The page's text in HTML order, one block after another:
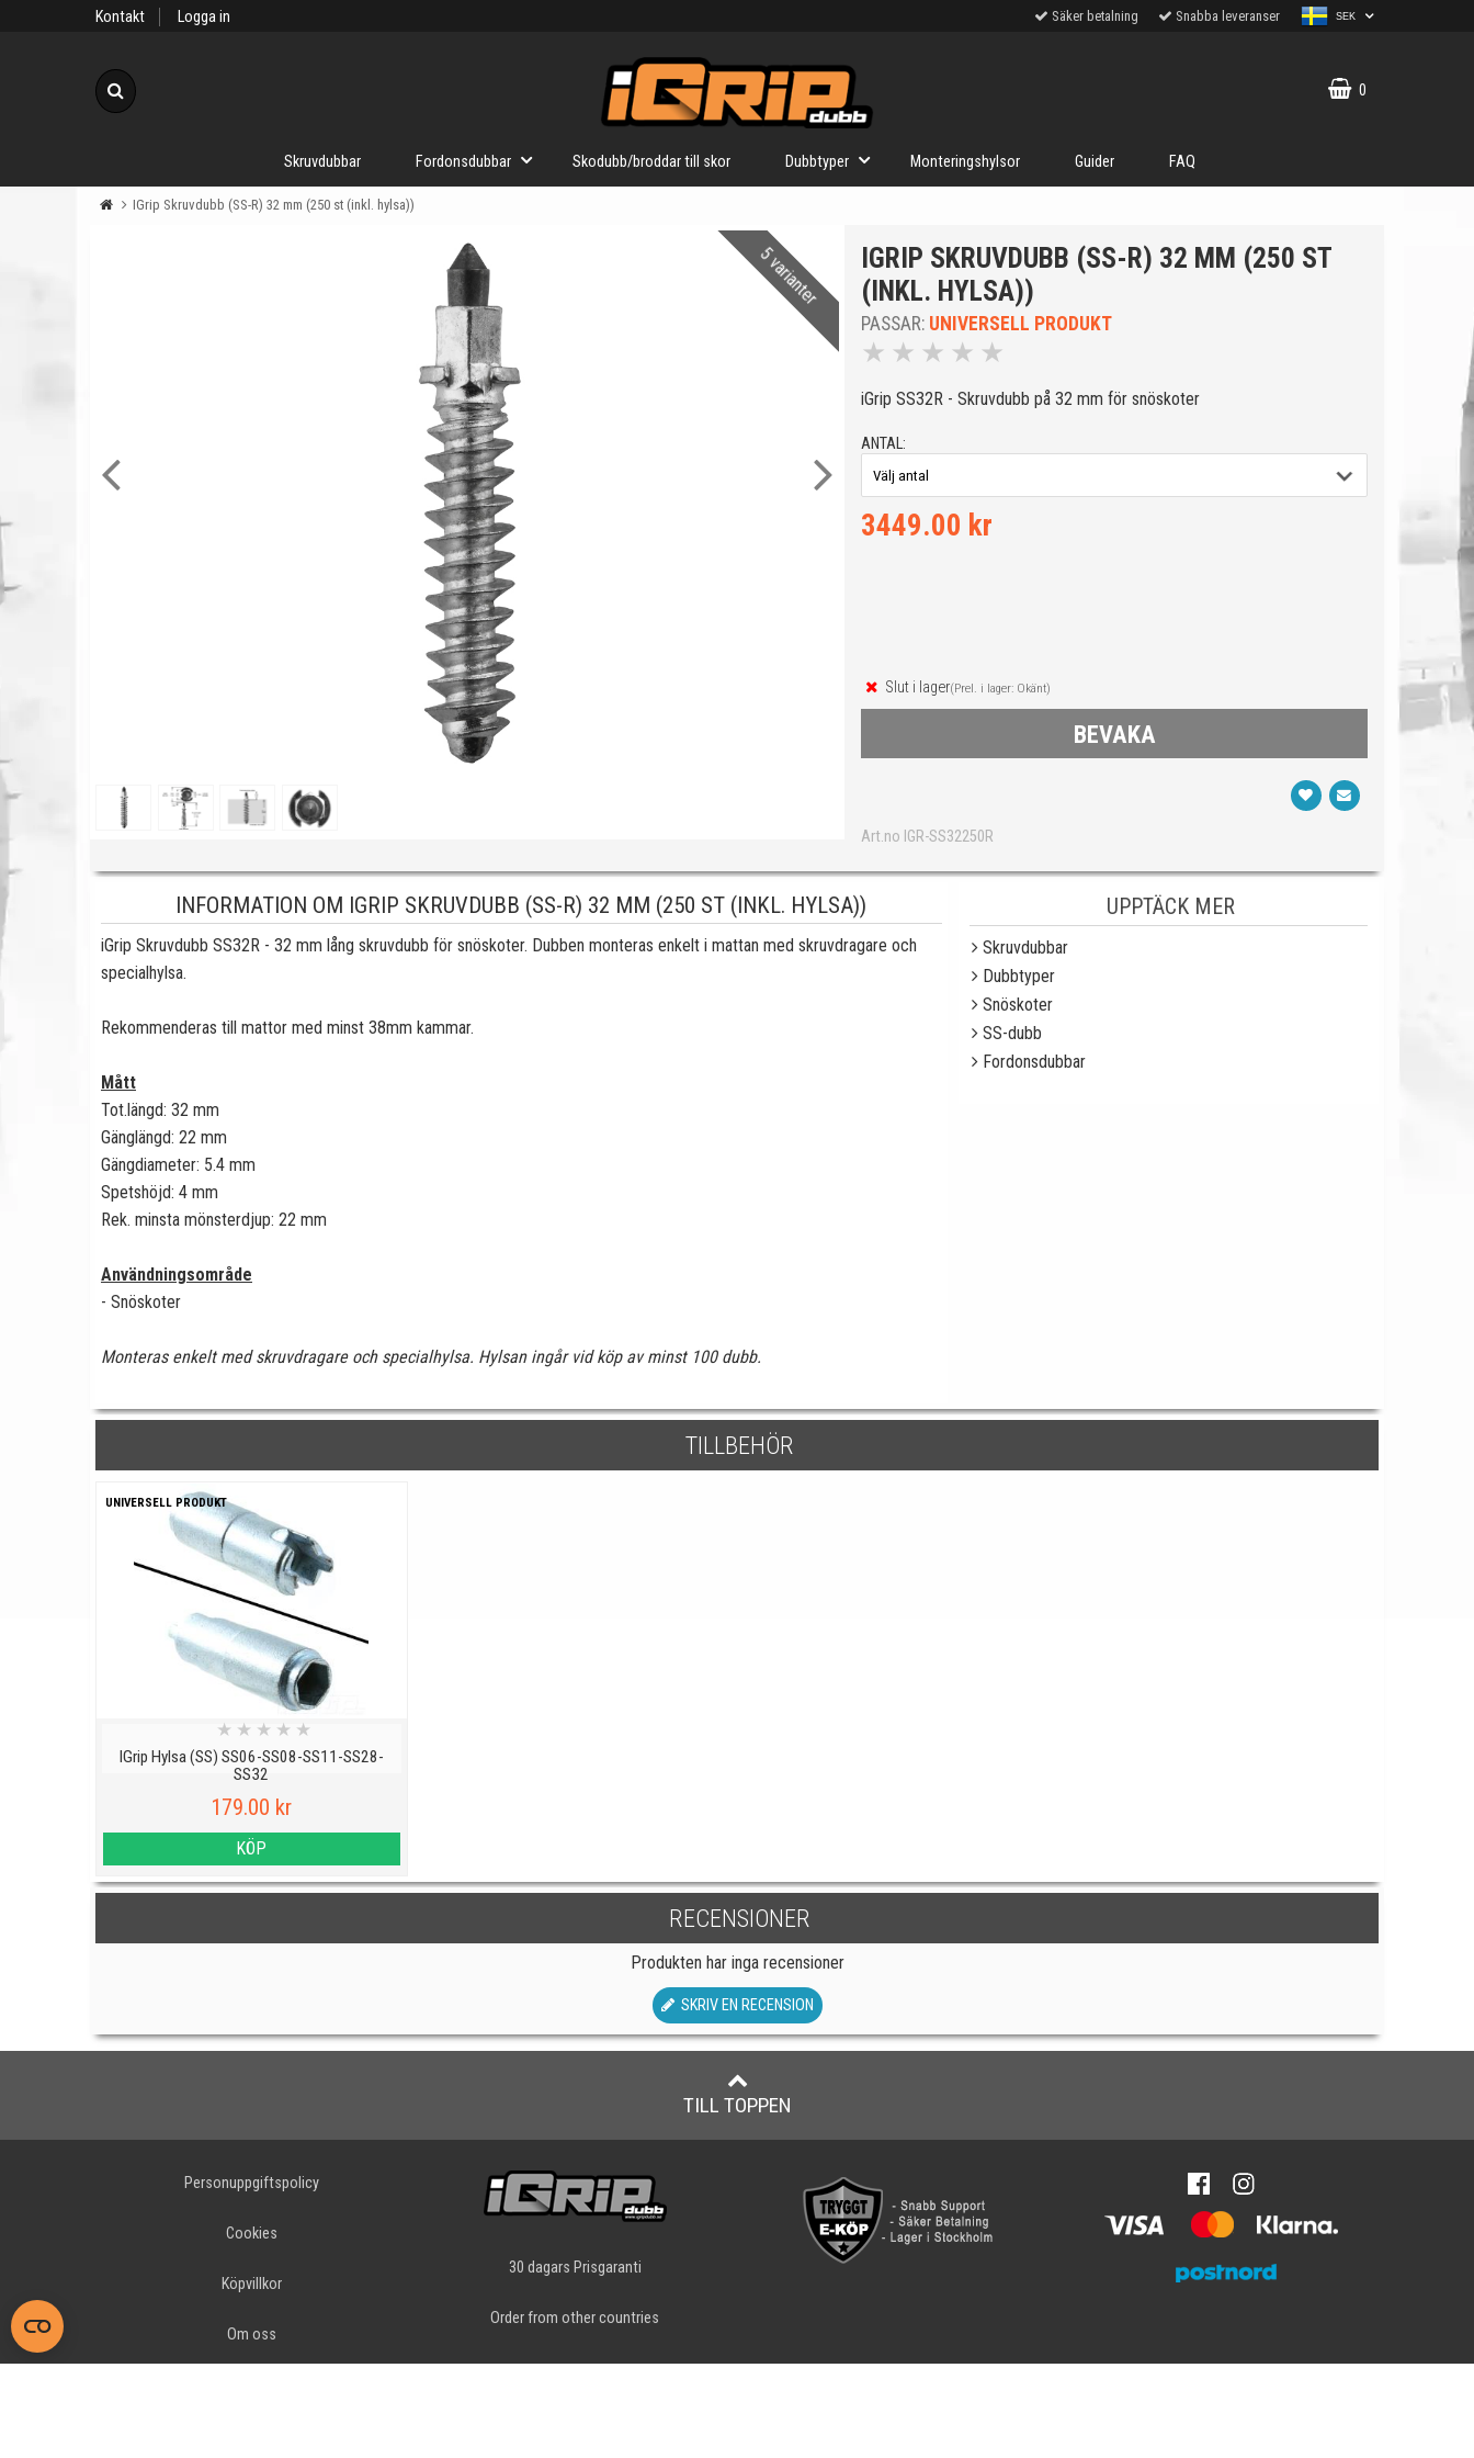
Kontakt Logga in Säker betalning Snabba leveranser SEK
0
Skruvdubbar Fordonsdubbar Skodubb/broddar till skor Dubbtyper Monteringshylsor Guider FAQ
IGrip Skruvdubb (SS-R) 32 mm (250 st (inkl. hylsa))
5 varianter
IGRIP SKRUVDUBB (SS-R) 32 MM (250 ST
(INKL. HYLSA))
PASSAR: UNIVERSELL PRODUKT
★ ★ ★ ★ ★
iGrip SS32R - Skruvdubb på 32 mm för snöskoter
ANTAL:
3449.00 kr
Slut i lager(Prel. i lager: Okänt)
BEVAKA
Art.no IGR-SS32250R
INFORMATION OM IGRIP SKRUVDUBB (SS-R) 32 MM (250 ST (INKL. HYLSA))
iGrip Skruvdubb SS32R - 32 mm lång skruvdubb för snöskoter. Dubben monteras enkelt i mattan med skruvdragare och
specialhylsa.
Rekommenderas till mattor med minst 38mm kammar.
Mått
Tot.längd: 32 mm
Gänglängd: 22 mm
Gängdiameter: 5.4 mm
Spetshöjd: 4 mm
Rek. minsta mönsterdjup: 22 mm
Användningsområde
- Snöskoter
Monteras enkelt med skruvdragare och specialhylsa. Hylsan ingår vid köp av minst 100 dubb.
UPPTÄCK MER
Skruvdubbar
Dubbtyper
Snöskoter
SS-dubb
Fordonsdubbar
TILLBEHÖR
UNIVERSELL PRODUKT
IGrip Hylsa (SS) SS06-SS08-SS11-SS28-
SS32
★ ★ ★ ★ ★
179.00 kr
KÖP
RECENSIONER
Produkten har inga recensioner
SKRIV EN RECENSION
TILL TOPPEN
Personuppgiftspolicy
Cookies
Köpvillkor
Om oss
30 dagars Prisgaranti
Order from other countries